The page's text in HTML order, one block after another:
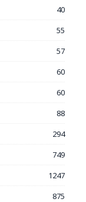
40
55
57
60
60
88
294
749
1247
875